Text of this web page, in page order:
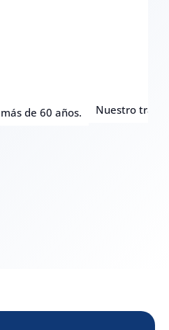
de 60 años. Nuestro trato